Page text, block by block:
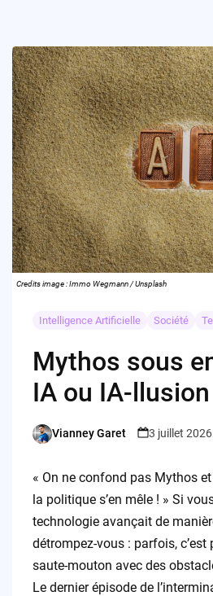
Credits image : Immo Wegmann / Unsplash
Intelligence Artificielle Société
Mythos sous
IA ou IA-llusion
Posted
Vianney Garet 3 juillet 2026
« On ne confond pas Mythos
la politique s’en mêle ! » Si
technologie avançait de
détrompez-vous : parfois, c’est
saute-mouton avec des
Le dernier épisode de